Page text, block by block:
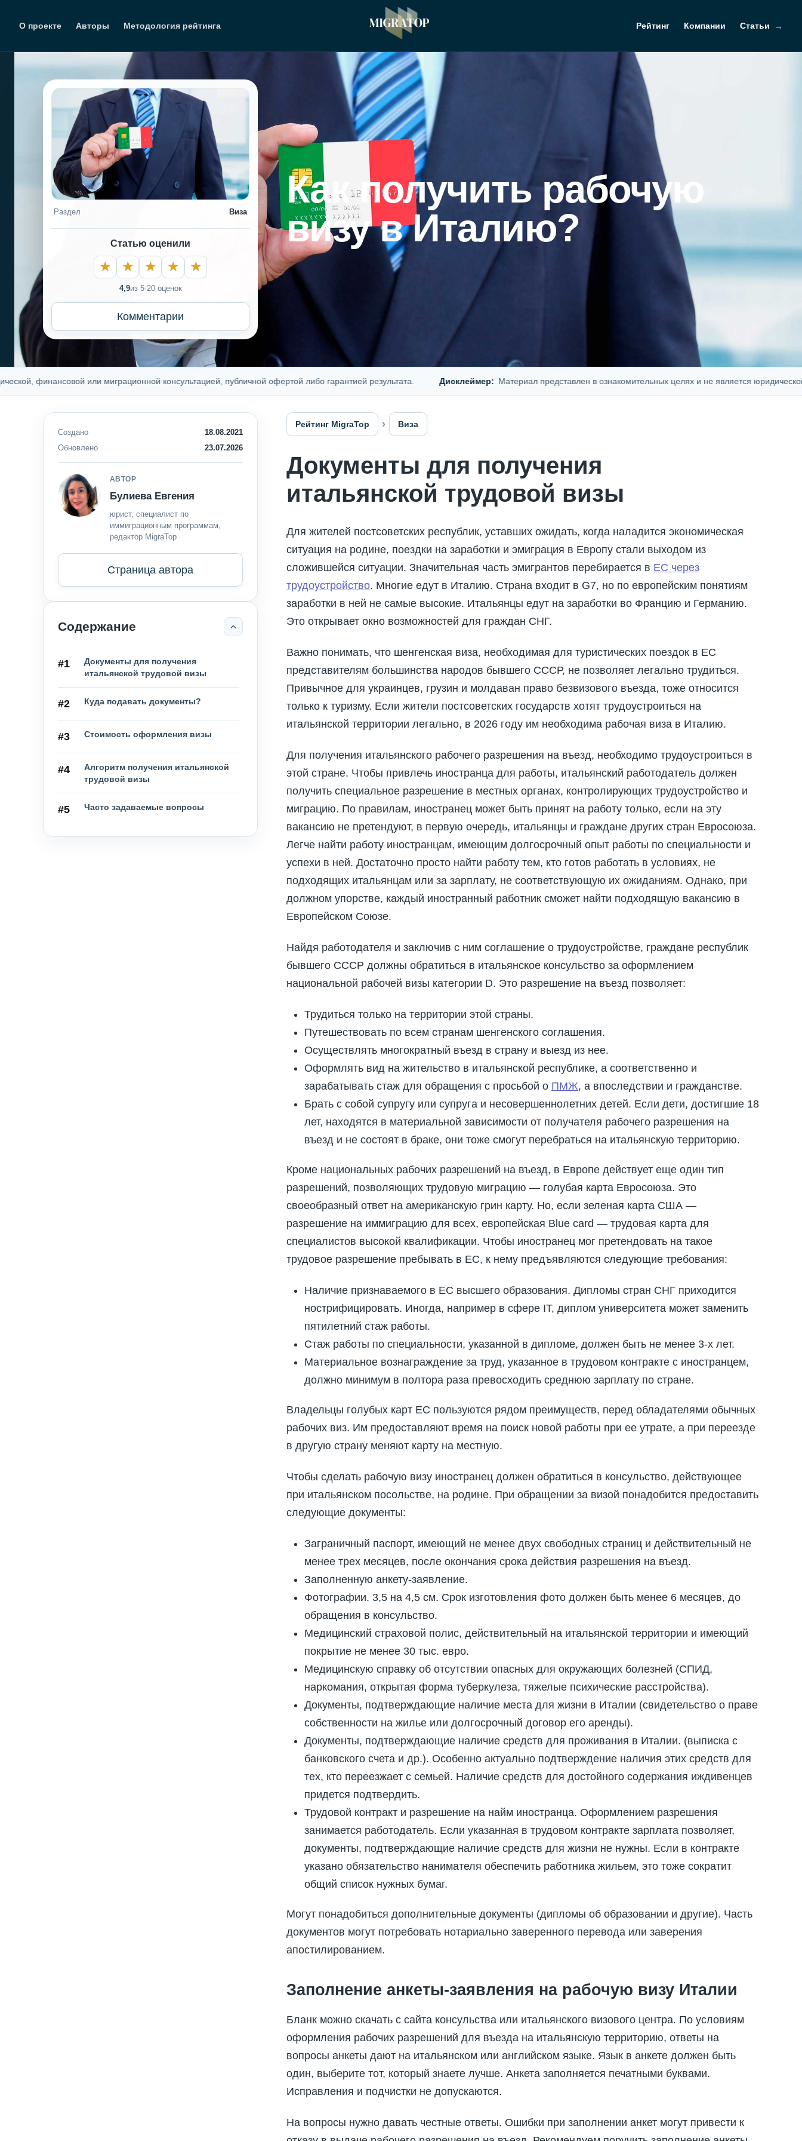
О проекте Авторы Методология рейтинга Рейтинг Компании Статьи
Как получить рабочую
визу в Италию?
Раздел Виза
Статью оценили
4,9из 5·20 оценок
Комментарии
финансовой или миграционной консультацией, публичной офертой либо гарантией результата. Дисклеймер: Материал представлен в ознакомительных целях и не является юридической,
Создано
18.08.2021
Обновлено
23.07.2026
АВТОР
Булиева Евгения
юрист, специалист по
иммиграционным программам,
редактор MigraTop
Страница автора
Содержание
#1
Документы для получения
итальянской трудовой визы
#2 Куда подавать документы?
#3 Стоимость оформления визы
#4
Алгоритм получения итальянской
трудовой визы
#5 Часто задаваемые вопросы
Рейтинг MigraTop Виза
Документы для получения
итальянской трудовой визы
Для жителей постсоветских республик, уставших ожидать, когда наладится экономическая
ситуация на родине, поездки на заработки и эмиграция в Европу стали выходом из
сложившейся ситуации. Значительная часть эмигрантов перебирается в ЕС через
трудоустройство. Многие едут в Италию. Страна входит в G7, но по европейским понятиям
заработки в ней не самые высокие. Итальянцы едут на заработки во Францию и Германию.
Это открывает окно возможностей для граждан СНГ.
Важно понимать, что шенгенская виза, необходимая для туристических поездок в ЕС
представителям большинства народов бывшего СССР, не позволяет легально трудиться.
Привычное для украинцев, грузин и молдаван право безвизового въезда, тоже относится
только к туризму. Если жители постсоветских государств хотят трудоустроиться на
итальянской территории легально, в 2026 году им необходима рабочая виза в Италию.
Для получения итальянского рабочего разрешения на въезд, необходимо трудоустроиться в
этой стране. Чтобы привлечь иностранца для работы, итальянский работодатель должен
получить специальное разрешение в местных органах, контролирующих трудоустройство и
миграцию. По правилам, иностранец может быть принят на работу только, если на эту
вакансию не претендуют, в первую очередь, итальянцы и граждане других стран Евросоюза.
Легче найти работу иностранцам, имеющим долгосрочный опыт работы по специальности и
успехи в ней. Достаточно просто найти работу тем, кто готов работать в условиях, не
подходящих итальянцам или за зарплату, не соответствующую их ожиданиям. Однако, при
должном упорстве, каждый иностранный работник сможет найти подходящую вакансию в
Европейском Союзе.
Найдя работодателя и заключив с ним соглашение о трудоустройстве, граждане республик
бывшего СССР должны обратиться в итальянское консульство за оформлением
национальной рабочей визы категории D. Это разрешение на въезд позволяет:
Трудиться только на территории этой страны.
Путешествовать по всем странам шенгенского соглашения.
Осуществлять многократный въезд в страну и выезд из нее.
Оформлять вид на жительство в итальянской республике, а соответственно и
зарабатывать стаж для обращения с просьбой о ПМЖ, а впоследствии и гражданстве.
Брать с собой супругу или супруга и несовершеннолетних детей. Если дети, достигшие 18
лет, находятся в материальной зависимости от получателя рабочего разрешения на
въезд и не состоят в браке, они тоже смогут перебраться на итальянскую территорию.
Кроме национальных рабочих разрешений на въезд, в Европе действует еще один тип
разрешений, позволяющих трудовую миграцию — голубая карта Евросоюза. Это
своеобразный ответ на американскую грин карту. Но, если зеленая карта США —
разрешение на иммиграцию для всех, европейская Blue card — трудовая карта для
специалистов высокой квалификации. Чтобы иностранец мог претендовать на такое
трудовое разрешение пребывать в ЕС, к нему предъявляются следующие требования:
Наличие признаваемого в ЕС высшего образования. Дипломы стран СНГ приходится
нострифицировать. Иногда, например в сфере IT, диплом университета может заменить
пятилетний стаж работы.
Стаж работы по специальности, указанной в дипломе, должен быть не менее 3-х лет.
Материальное вознаграждение за труд, указанное в трудовом контракте с иностранцем,
должно минимум в полтора раза превосходить среднюю зарплату по стране.
Владельцы голубых карт ЕС пользуются рядом преимуществ, перед обладателями обычных
рабочих виз. Им предоставляют время на поиск новой работы при ее утрате, а при переезде
в другую страну меняют карту на местную.
Чтобы сделать рабочую визу иностранец должен обратиться в консульство, действующее
при итальянском посольстве, на родине. При обращении за визой понадобится предоставить
следующие документы:
Заграничный паспорт, имеющий не менее двух свободных страниц и действительный не
менее трех месяцев, после окончания срока действия разрешения на въезд.
Заполненную анкету-заявление.
Фотографии. 3,5 на 4,5 см. Срок изготовления фото должен быть менее 6 месяцев, до
обращения в консульство.
Медицинский страховой полис, действительный на итальянской территории и имеющий
покрытие не менее 30 тыс. евро.
Медицинскую справку об отсутствии опасных для окружающих болезней (СПИД,
наркомания, открытая форма туберкулеза, тяжелые психические расстройства).
Документы, подтверждающие наличие места для жизни в Италии (свидетельство о праве
собственности на жилье или долгосрочный договор его аренды).
Документы, подтверждающие наличие средств для проживания в Италии. (выписка с
банковского счета и др.). Особенно актуально подтверждение наличия этих средств для
тех, кто переезжает с семьей. Наличие средств для достойного содержания иждивенцев
придется подтвердить.
Трудовой контракт и разрешение на найм иностранца. Оформлением разрешения
занимается работодатель. Если указанная в трудовом контракте зарплата позволяет,
документы, подтверждающие наличие средств для жизни не нужны. Если в контракте
указано обязательство нанимателя обеспечить работника жильем, это тоже сократит
общий список нужных бумаг.
Могут понадобиться дополнительные документы (дипломы об образовании и другие). Часть
документов могут потребовать нотариально заверенного перевода или заверения
апостилированием.
Заполнение анкеты-заявления на рабочую визу Италии
Бланк можно скачать с сайта консульства или итальянского визового центра. По условиям
оформления рабочих разрешений для въезда на итальянскую территорию, ответы на
вопросы анкеты дают на итальянском или английском языке. Язык в анкете должен быть
один, выберите тот, который знаете лучше. Анкета заполняется печатными буквами.
Исправления и подчистки не допускаются.
На вопросы нужно давать честные ответы. Ошибки при заполнении анкет могут привести к